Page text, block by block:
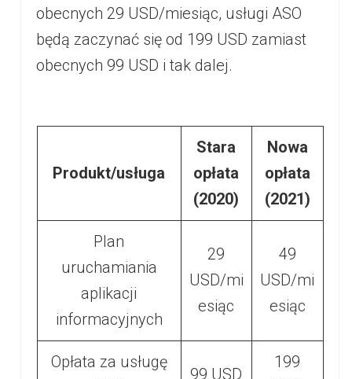
obecnych 29 USD/miesiąc, usługi ASO
będą zaczynać się od 199 USD zamiast
obecnych 99 USD i tak dalej.
Produkt/usługa
Stara
opłata
(2020)
Nowa
opłata
(2021)
Plan
uruchamiania
aplikacji
informacyjnych
29
USD/mi
esiąc
49
USD/mi
esiąc
Opłata za usługę
99 USD
199